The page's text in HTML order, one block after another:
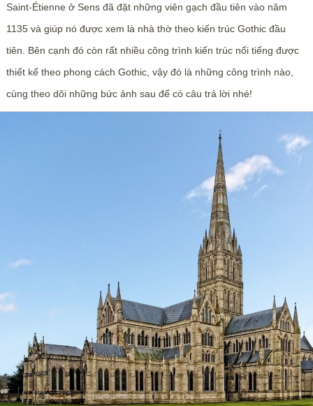
Saint-Étienne ở Sens đã đặt những viên gạch đầu tiên vào năm
1135 và giúp nó được xem là nhà thờ theo kiến trúc Gothic đầu
tiên. Bên cạnh đó còn rất nhiều công trình kiến trúc nổi tiếng được
thiết kế theo phong cách Gothic, vậy đó là những công trình nào,
cùng theo dõi những bức ảnh sau để có câu trả lời nhé!